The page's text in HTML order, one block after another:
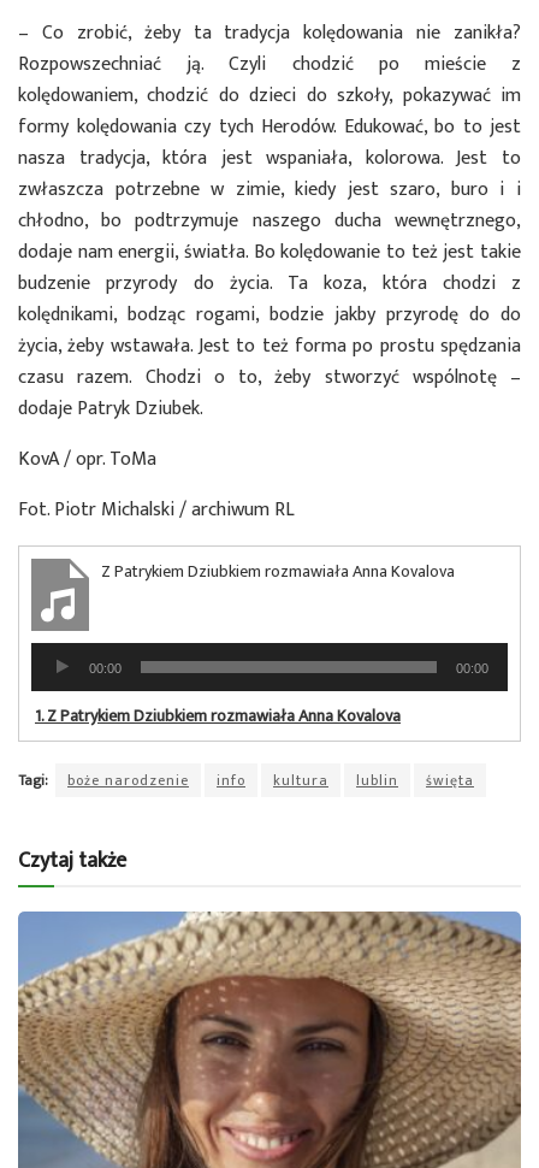
– Co zrobić, żeby ta tradycja kolędowania nie zanikła?
Rozpowszechniać ją. Czyli chodzić po mieście z
kolędowaniem, chodzić do dzieci do szkoły, pokazywać im
formy kolędowania czy tych Herodów. Edukować, bo to jest
nasza tradycja, która jest wspaniała, kolorowa. Jest to
zwłaszcza potrzebne w zimie, kiedy jest szaro, buro i i
chłodno, bo podtrzymuje naszego ducha wewnętrznego,
dodaje nam energii, światła. Bo kolędowanie to też jest takie
budzenie przyrody do życia. Ta koza, która chodzi z
kolędnikami, bodząc rogami, bodzie jakby przyrodę do do
życia, żeby wstawała. Jest to też forma po prostu spędzania
czasu razem. Chodzi o to, żeby stworzyć wspólnotę –
dodaje Patryk Dziubek.
KovA / opr. ToMa
Fot. Piotr Michalski / archiwum RL
Z Patrykiem Dziubkiem rozmawiała Anna Kovalova
Odtwarzacz
plików
dźwiękowych
00:00 00:00
1.Z Patrykiem Dziubkiem rozmawiała Anna Kovalova
Tagi: boże narodzenie info kultura lublin święta
Czytaj także